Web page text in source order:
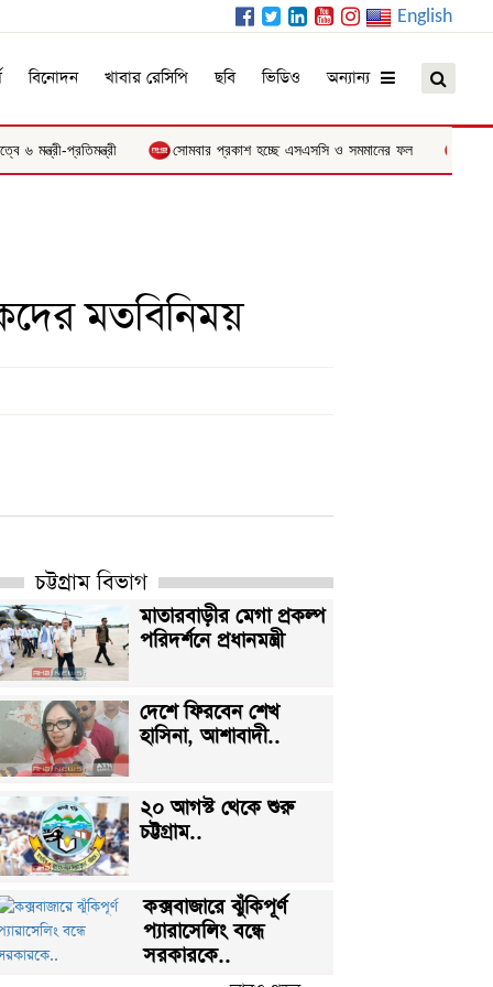
English
প্রতিমন্ত্রী সোমবার প্রকাশ হচ্ছে এসএসসি ও সমমানের ফল
বিনোদন খাবার রেসিপি ছবি ভিডিও অন্যান্য
মতবিনিময়
চট্টগ্রাম বিভাগ
মাতারবাড়ীর মেগা প্রকল্প
পরিদর্শনে প্রধানমন্ত্রী
দেশে ফিরবেন শেখ
হাসিনা, আশাবাদী..
২০ আগস্ট থেকে শুরু
চট্টগ্রাম..
কক্সবাজারে ঝুঁকিপূর্ণ
প্যারাসেলিং বন্ধে
সরকারকে..